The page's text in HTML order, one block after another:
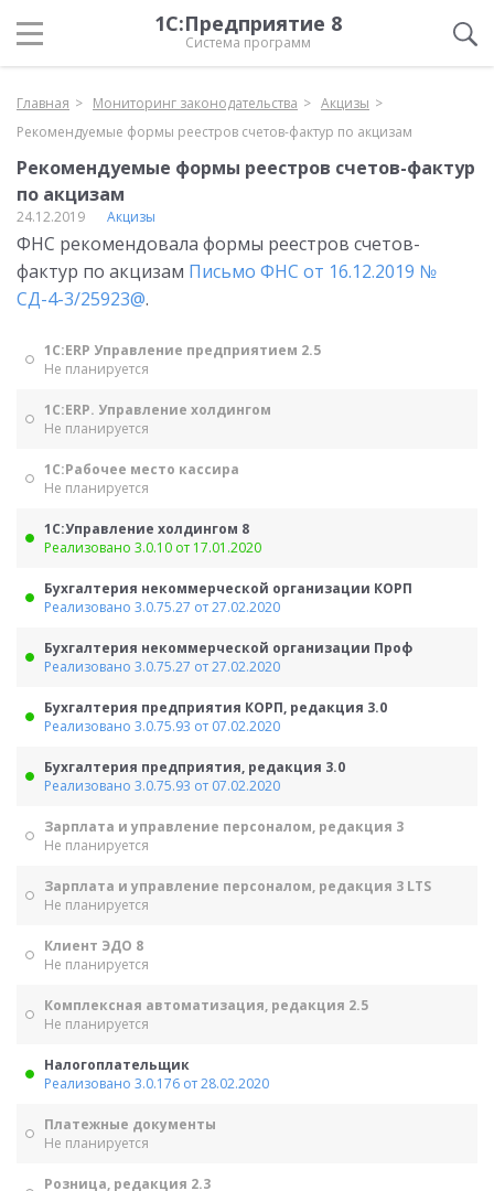
1С:Предприятие 8
Система программ
Главная Мониторинг законодательства
Акцизы
Рекомендуемые формы реестров счетов-фактур по акцизам
Рекомендуемые формы реестров счетов-фактур
по акцизам
24.12.2019 Акцизы
ФНС рекомендовала формы реестров счетов-
фактур по акцизам Письмо ФНС от 16.12.2019 №
СД-4-3/25923@.
1С:ERP Управление предприятием 2.5
Не планируется
1С:ERP. Управление холдингом
Не планируется
1С:Рабочее место кассира
Не планируется
1С:Управление холдингом 8
Реализовано 3.0.10 от 17.01.2020
Бухгалтерия некоммерческой организации КОРП
Реализовано 3.0.75.27 от 27.02.2020
Бухгалтерия некоммерческой организации Проф
Реализовано 3.0.75.27 от 27.02.2020
Бухгалтерия предприятия КОРП, редакция 3.0
Реализовано 3.0.75.93 от 07.02.2020
Бухгалтерия предприятия, редакция 3.0
Реализовано 3.0.75.93 от 07.02.2020
Зарплата и управление персоналом, редакция 3
Не планируется
Зарплата и управление персоналом, редакция 3 LTS
Не планируется
Клиент ЭДО 8
Не планируется
Комплексная автоматизация, редакция 2.5
Не планируется
Налогоплательщик
Реализовано 3.0.176 от 28.02.2020
Платежные документы
Не планируется
Розница, редакция 2.3